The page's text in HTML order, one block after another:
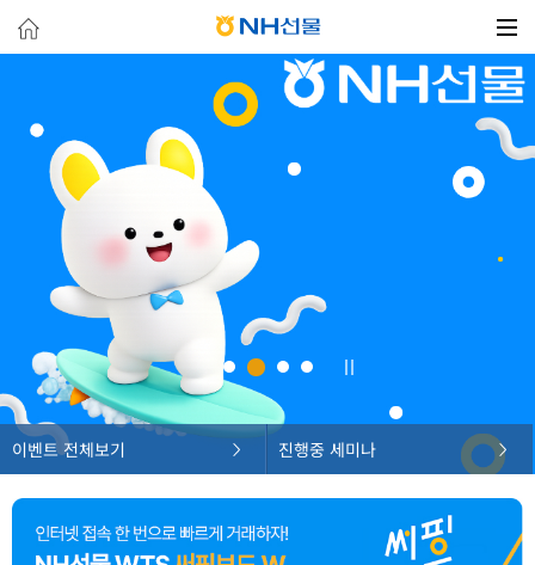
이벤트 전체보기 진행중 세미나